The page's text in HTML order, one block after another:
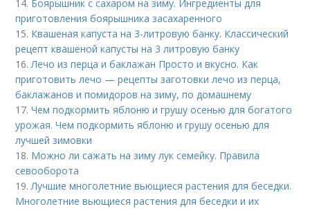
14. Боярышник с сахаром на зиму. Ингредиенты для
приготовления боярышника засахаренного
15. Квашеная капуста на 3-литровую банку. Классический
рецепт квашеной капусты на 3 литровую банку
16.Лечо из перца и баклажан Просто и вкусно. Как
приготовить лечо — рецепты заготовки лечо из перца,
баклажанов и помидоров на зиму, по домашнему
17.Чем подкормить яблоню и грушу осенью для богатого
урожая. Чем подкормить яблоню и грушу осенью для
лучшей зимовки
18. Можно ли сажать на зиму лук семейку. Правила
севооборота
19.Лучшие многолетние вьющиеся растения для беседки.
Многолетние вьющиеся растения для беседки и их